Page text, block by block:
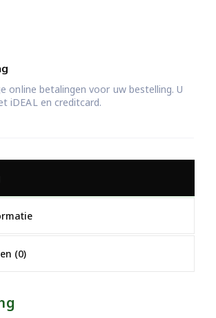
online betalingen voor uw bestelling. U
iDEAL en creditcard.
(0)